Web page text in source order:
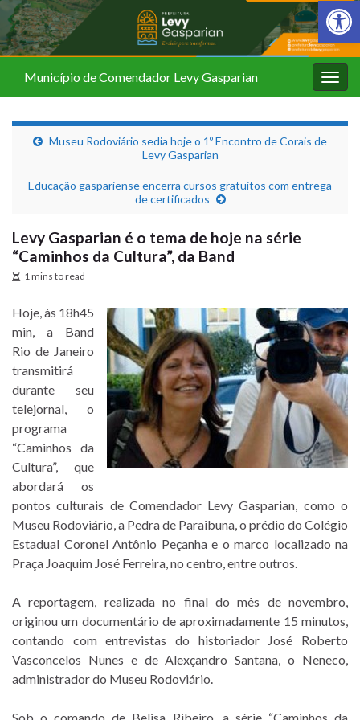
Barra de
Município de Comendador Levy Gasparian
Museu Rodoviário sedia hoje o 1º Encontro de Corais de
Levy Gasparian
Educação gaspariense encerra cursos gratuitos com entrega
de certificados
Levy Gasparian é o tema de hoje na série
“Caminhos da Cultura”, da Band
1 mins to read
Hoje, às 18h45
min, a Band
Rio de Janeiro
transmitirá
durante seu
telejornal, o
programa
“Caminhos da
Cultura”, que
abordará os
pontos culturais de Comendador Levy Gasparian, como o
Museu Rodoviário, a Pedra de Paraibuna, o prédio do Colégio
Estadual Coronel Antônio Peçanha e o marco localizado na
Praça Joaquim José Ferreira, no centro, entre outros.
A reportagem, realizada no final do mês de novembro,
originou um documentário de aproximadamente 15 minutos,
contando com entrevistas do historiador José Roberto
Vasconcelos Nunes e de Alexçandro Santana, o Neneco,
administrador do Museu Rodoviário.
Sob o comando de Belisa Ribeiro, a série “Caminhos da